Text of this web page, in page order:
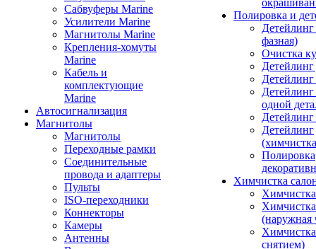
Сабвуферы Marine
Усилители Marine
Магнитолы Marine
Крепления-хомуты
Marine
Кабель и
комплектующие
Marine
Автосигнализация
Магнитолы
Магнитолы
Переходные рамки
Соединительные
провода и адаптеры
Пульты
ISO-переходники
Коннекторы
Камеры
Антенны
Полировка и
фазная)
Очистка
Детейлинг
одной
Детейлинг
Полировка
Химчистка
(наружная
снятием)